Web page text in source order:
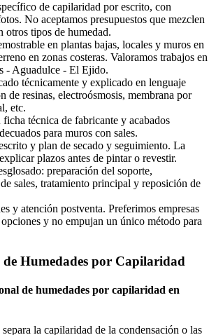
de capilaridad por escrito, con
No aceptamos presupuestos que mezclen
otros tipos de humedad.
en plantas bajas, locales y muros en
en zonas costeras. Valoramos trabajos en
- Aguadulce - El Ejido.
técnicamente y explicado en lenguaje
de resinas, electroósmosis, membrana por
etc.
técnica de fabricante y acabados
para muros con sales.
y plan de secado y seguimiento. La
plazos antes de pintar o revestir.
preparación del soporte,
sales, tratamiento principal y reposición de
y atención postventa. Preferimos empresas
y no empujan un único método para
de Humedades por Capilaridad
de humedades por capilaridad en
la capilaridad de la condensación o las